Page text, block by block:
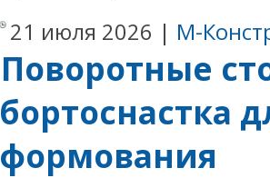
21 июля 2026 | М-
Поворотные
бортоснастка
формования